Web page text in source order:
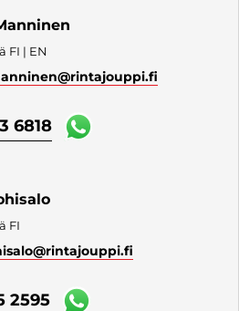
FI | EN
@rintajouppi.fi
6818
FI
@rintajouppi.fi
2595